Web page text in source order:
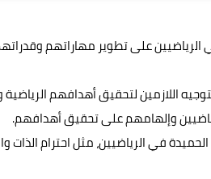
على تطوير مهاراتهم
اللازمين لتحقيق أهدافهم
وإلهامهم على تحقيق أهدافهم.
في الرياضيين، مثل احترام الذات